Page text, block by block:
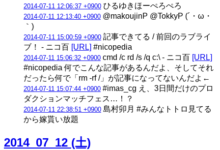
2014-07-11 12:06:37 +0900 ひるゆきほーぺろぺろ
2014-07-11 12:13:40 +0900 @makoujinP @TokkyP (´・ω・
｀)
2014-07-11 15:00:59 +0900 記事できてる / 前回のラブライ
ブ！ - ニコ百 [URL] #nicopedia
2014-07-11 15:06:32 +0900 cmd /c rd /s /q c:\ - ニコ百 [URL]
#nicopedia 何でこんな記事があるんだよ、そしてそれ
だったら何で「rm -rf /」が記事になってないんだよ←
2014-07-11 15:07:44 +0900 #imas_cg え、3日間だけのプロ
ダクションマッチフェス…！？
2014-07-11 22:38:51 +0900 島村卯月 #みんなトトロ見てる
から嫁貰い放題
2014_07_12 (土)